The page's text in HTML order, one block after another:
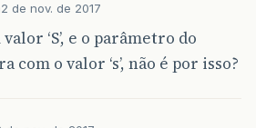
2 de nov. de 2017
‘S’, e o parâmetro do
com o valor ‘s’, não é por isso?